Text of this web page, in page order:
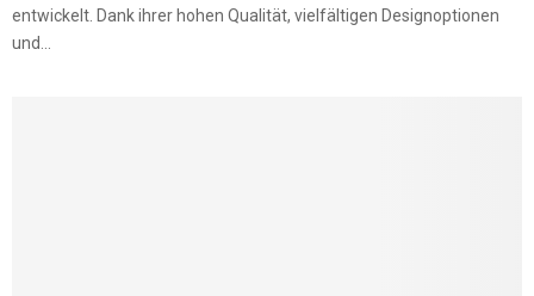
entwickelt. Dank ihrer hohen Qualität, vielfältigen Designoptionen
und...